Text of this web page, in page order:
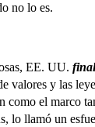
no lo es.
EE. UU.
valores y las
como el marco
lo llamó un